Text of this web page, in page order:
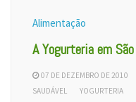
Alimentação
A Yogurteria em
07 DE DEZEMBRO DE 2010
SAUDÁVEL
YOGURTERIA